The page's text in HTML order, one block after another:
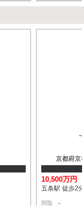
京都府京
10,500万円
五条駅 徒歩2分
間取 -